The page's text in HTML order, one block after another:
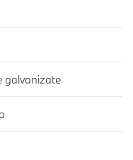
galvanizate